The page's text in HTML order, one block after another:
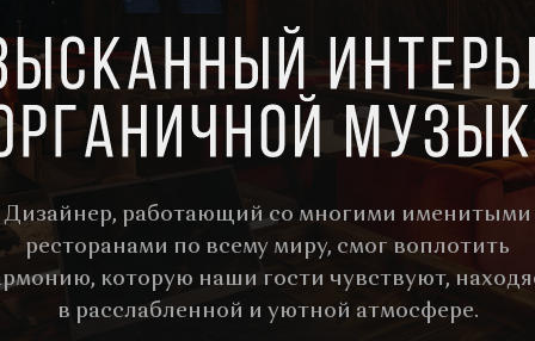
Дизайнер, работающий со многими именитыми
ресторанами по всему миру, смог воплотить
которую наши гости чувствуют,
в расслабленной и уютной атмосфере.